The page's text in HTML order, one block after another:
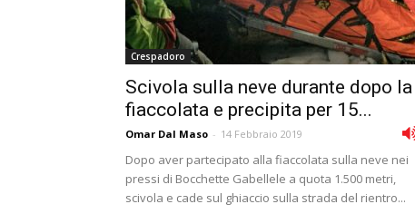
Crespadoro
Scivola sulla neve durante dopo la
fiaccolata e precipita per 15...
Omar Dal Maso - 14 Febbraio 2019
Dopo aver partecipato alla fiaccolata sulla neve nei
pressi di Bocchette Gabellele a quota 1.500 metri,
scivola e cade sul ghiaccio sulla strada del rientro...